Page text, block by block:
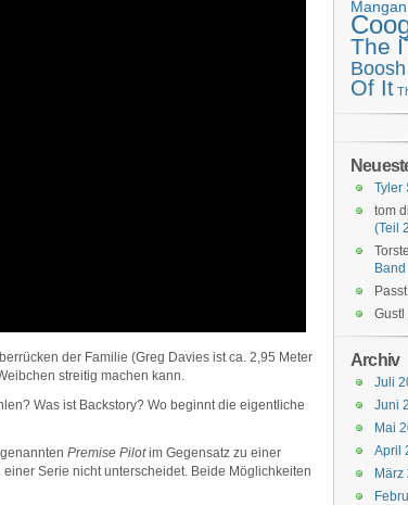
der Familie (Greg Davies ist ca. 2,95 Meter
streitig machen kann.
Was ist Backstory? Wo beginnt die eigentliche
Premise Pilotim Gegensatz zu einer
Serie nicht unterscheidet. Beide Möglichkeiten
Mangan
The
Boosh
Of It
Tyler
tom
(Teil
Band
Passt
Gustl
Archiv
Juli
Juni
Mai
April
März